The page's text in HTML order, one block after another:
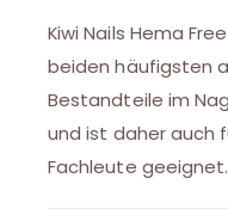
Kiwi Nails Hema
beiden häufigsten
Bestandteile im
und ist daher auch
Fachleute geeignet.